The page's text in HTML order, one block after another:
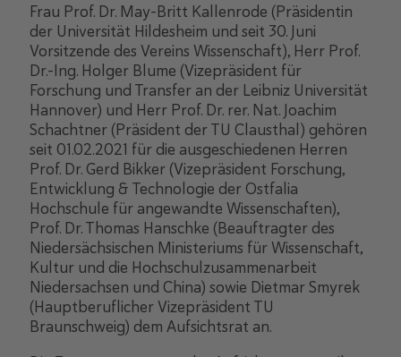
Frau Prof. Dr. May-Britt Kallenrode (Präsidentin
der Universität Hildesheim und seit 30. Juni
Vorsitzende des Vereins Wissenschaft), Herr Prof.
Dr.-Ing. Holger Blume (Vizepräsident für
Forschung und Transfer an der Leibniz Universität
Hannover) und Herr Prof. Dr. rer. Nat. Joachim
Schachtner (Präsident der TU Clausthal) gehören
seit 01.02.2021 für die ausgeschiedenen Herren
Prof. Dr. Gerd Bikker (Vizepräsident Forschung,
Entwicklung & Technologie der Ostfalia
Hochschule für angewandte Wissenschaften),
Prof. Dr. Thomas Hanschke (Beauftragter des
Niedersächsischen Ministeriums für Wissenschaft,
Kultur und die Hochschulzusammenarbeit
Niedersachsen und China) sowie Dietmar Smyrek
(Hauptberuflicher Vizepräsident TU
Braunschweig) dem Aufsichtsrat an.